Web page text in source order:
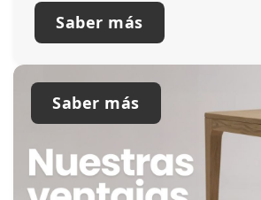
Saber más
Saber más